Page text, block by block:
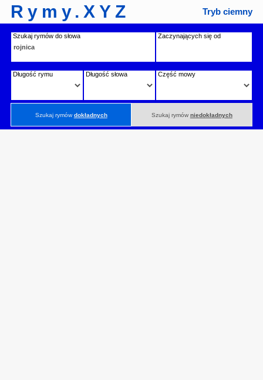
Rymy.XYZ Tryb ciemny
Szukaj rymów do słowa Zaczynających się od
Długość rymu Długość słowa Część mowy
Szukaj rymówdokładnych Szukaj rymów niedokładnych